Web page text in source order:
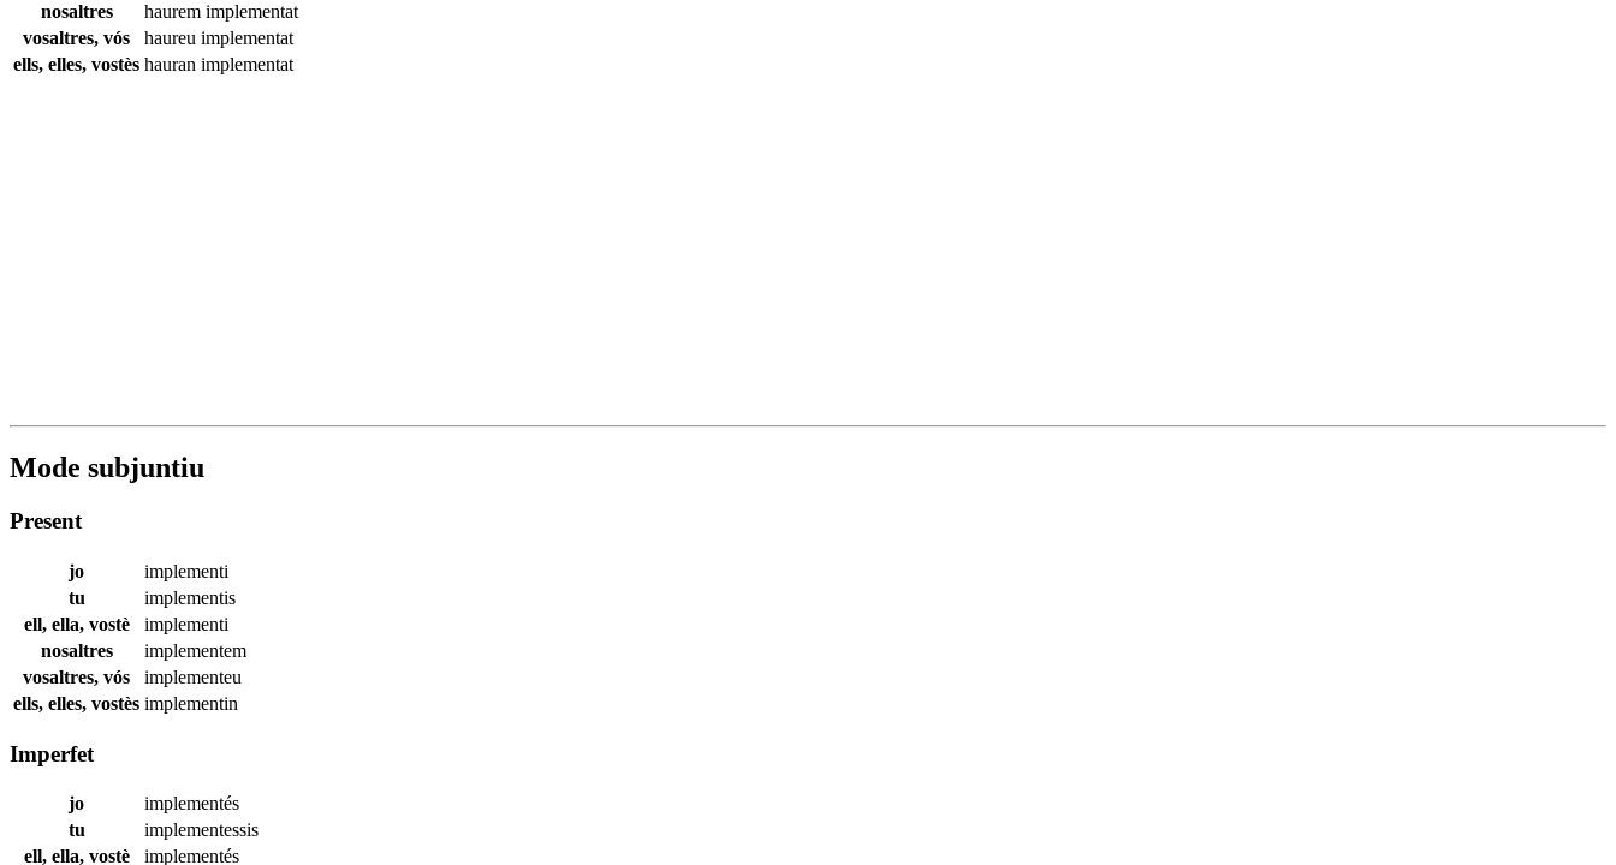
nosaltres
haurem implementat
vosaltres, vós
haureu implementat
ells, elles, vostès hauran implementat
Mode subjuntiu
Present
jo
implementi
tu
implementis
ell, ella, vostè
implementi
nosaltres
implementem
vosaltres, vós
implementeu
ells, elles, vostès implementin
Imperfet
jo
implementés
tu
implementessis
ell, ella, vostè
implementés